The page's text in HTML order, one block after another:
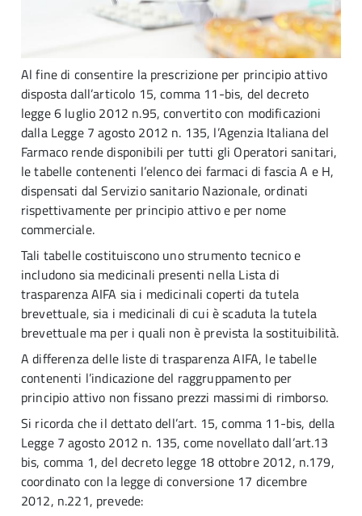
Al fine di consentire la prescrizione per principio attivo
disposta dall’articolo 15, comma 11-bis, del decreto
legge 6 luglio 2012 n.95, convertito con modificazioni
dalla Legge 7 agosto 2012 n. 135, l’Agenzia Italiana del
Farmaco rende disponibili per tutti gli Operatori sanitari,
le tabelle contenenti l’elenco dei farmaci di fascia A e H,
dispensati dal Servizio sanitario Nazionale, ordinati
rispettivamente per principio attivo e per nome
commerciale.
Tali tabelle costituiscono uno strumento tecnico e
includono sia medicinali presenti nella Lista di
trasparenza AIFA sia i medicinali coperti da tutela
brevettuale, sia i medicinali di cui è scaduta la tutela
brevettuale ma per i quali non è prevista la sostituibilità.
A differenza delle liste di trasparenza AIFA, le tabelle
contenenti l’indicazione del raggruppamento per
principio attivo non fissano prezzi massimi di rimborso.
Si ricorda che il dettato dell’art. 15, comma 11-bis, della
Legge 7 agosto 2012 n. 135, come novellato dall’art.13
bis, comma 1, del decreto legge 18 ottobre 2012, n.179,
coordinato con la legge di conversione 17 dicembre
2012, n.221, prevede: